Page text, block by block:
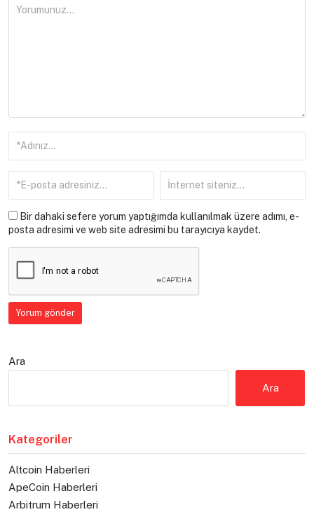
Bir dahaki sefere yorum yaptığımda kullanılmak üzere adımı, e-
posta adresimi ve web site adresimi bu tarayıcıya kaydet.
Ara
Ara
Kategoriler
Altcoin Haberleri
ApeCoin Haberleri
Arbitrum Haberleri